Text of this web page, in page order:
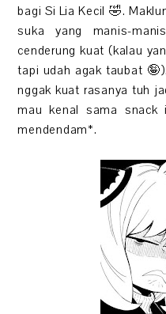
bagi Si Lia Kecil 🤣.
suka yang manis-
cenderung kuat (kalau
tapi udah agak taubat
nggak kuat rasanya tuh
mau kenal sama
mendendam*.